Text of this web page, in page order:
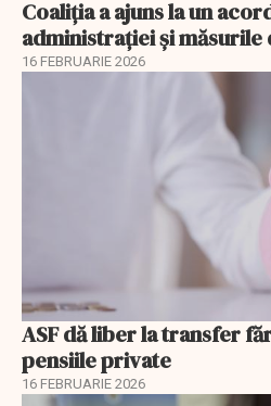
Coaliția a ajuns la un
administrației și măsurile
16 FEBRUARIE 2026
ASF dă liber la transfer
pensiile private
16 FEBRUARIE 2026